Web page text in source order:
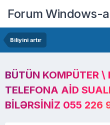
Forum Windows-
Biliyini artır
BÜTÜN KOMPÜTER
TELEFONA AID
BILƏRSINIZ 055 226